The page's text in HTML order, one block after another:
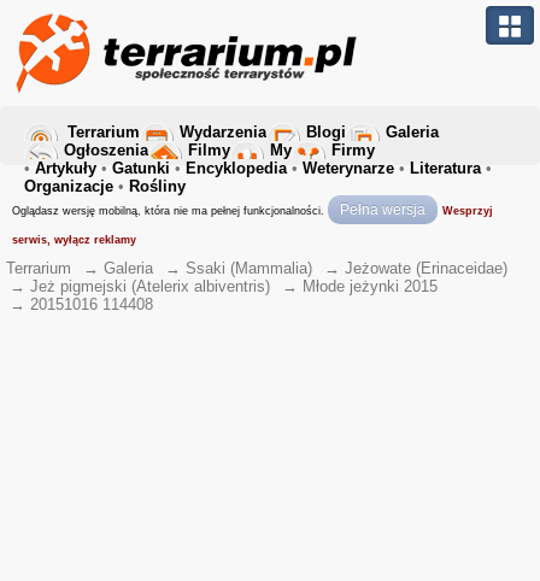
Terrarium Wydarzenia Blogi
Galeria
Ogłoszenia
Filmy My
Firmy
• Artykuły • Gatunki • Encyklopedia• Weterynarze • Literatura•
Organizacje • Rośliny
Oglądasz wersję mobilną, która nie ma pełnej funkcjonalności. Pełna wersja Wesprzyj
serwis, wyłącz reklamy
Terrarium → Galeria → Ssaki (Mammalia) → Jeżowate (Erinaceidae)
→ Jeż pigmejski (Atelerix albiventris) → Młode jeżynki 2015
→ 20151016 114408